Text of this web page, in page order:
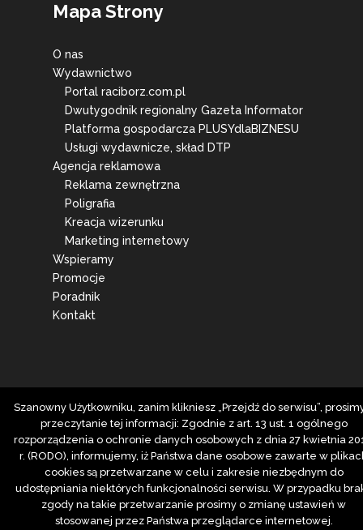
Mapa Strony
O nas
Wydawnictwo
Portal raciborz.com.pl
Dwutygodnik regionalny Gazeta Informator
Platforma gospodarcza PLUSYdlaBIZNESU
Usługi wydawnicze, skład DTP
Agencja reklamowa
Reklama zewnętrzna
Poligrafia
Kreacja wizerunku
Marketing internetowy
Wspieramy
Promocje
Poradnik
Kontakt
Szanowny Użytkowniku, zanim klikniesz „Przejdź do serwisu”,
przeczytanie tej informacji: Zgodnie z art. 13 ust. 1 ogólnego
rozporządzenia o ochronie danych osobowych z dnia 27 kwietnia
r. (RODO), informujemy, iż Państwa dane osobowe zawarte w
cookies są przetwarzane w celu i zakresie niezbędnym do
udostępniania niektórych funkcjonalności serwisu. W przypadku
zgody na takie przetwarzanie prosimy o zmianę ustawień w
stosowanej przez Państwa przeglądarce internetowej.